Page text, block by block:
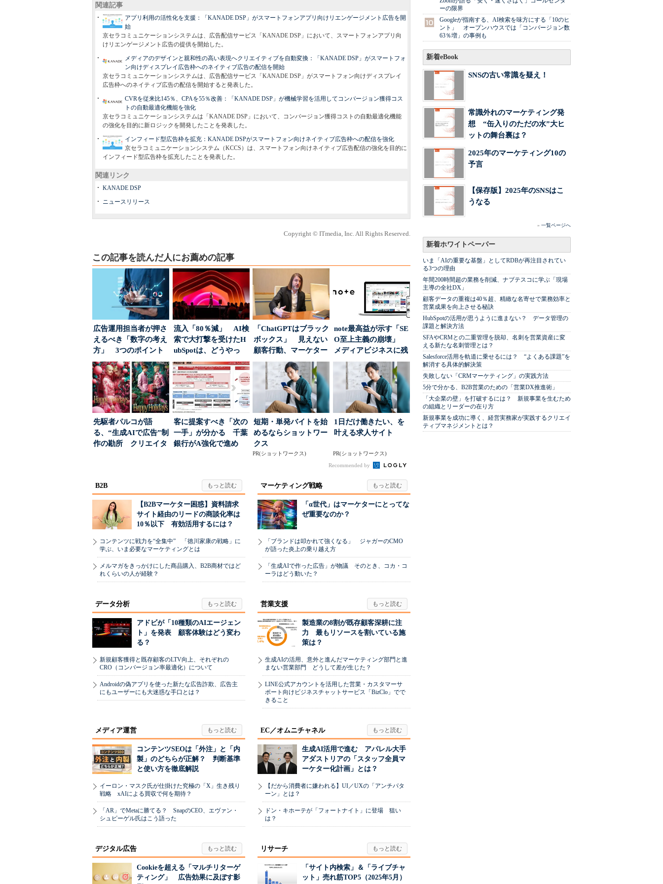
関連記事
アプリ利用の活性化を支援：「KANADE DSP」がスマートフォンアプリ向けリエンゲージメント広告を開
始
京セラコミュニケーションシステムは、広告配信サービス「KANADE DSP」において、スマートフォンアプリ向
けリエンゲージメント広告の提供を開始した。
メディアのデザインと親和性の高い表現へクリエイティブを自動変換：「KANADE DSP」がスマートフォ
ン向けディスプレイ広告枠へのネイティブ広告の配信を開始
京セラコミュニケーションシステムは、広告配信サービス「KANADE DSP」がスマートフォン向けディスプレイ
広告枠へのネイティブ広告の配信を開始すると発表した。
CVRを従来比145％、CPAを55％改善：「KANADE DSP」が機械学習を活用してコンバージョン獲得コス
トの自動最適化機能を強化
京セラコミュニケーションシステムは「KANADE DSP」において、コンバージョン獲得コストの自動最適化機能
の強化を目的に新ロジックを開発したことを発表した。
インフィード型広告枠を拡充：KANADE DSPがスマートフォン向けネイティブ広告枠への配信を強化
京セラコミュニケーションシステム（KCCS）は、スマートフォン向けネイティブ広告配信の強化を目的に
インフィード型広告枠を拡充したことを発表した。
関連リンク
KANADE DSP
ニュースリリース
Copyright © ITmedia, Inc. All Rights Reserved.
この記事を読んだ人にお薦めの記事
広告運用担当者が押さ
えるべき「数字の考え
方」 3つのポイント
とは
流入「80％減」 AI検
索で大打撃を受けたH
ubSpotは、どうやっ
て“未来の顧...
「ChatGPTはブラック
ボックス」 見えない
顧客行動、マーケター
に残された打ち...
note最高益が示す「SE
O至上主義の崩壊」
メディアビジネスに残
された“勝ち筋...
先駆者パルコが語
る、“生成AIで広告”制
作の勘所 クリエイタ
客に提案すべき「次の
一手」が分かる 千葉
銀行がA強化で進め
短期・単発バイトを始
めるならショットワー
クス
PR(ショットワークス)
1日だけ働きたい、を
叶える求人サイト
PR(ショットワークス)
Recommended by
B2B
【B2Bマーケター困惑】資料請求
サイト経由のリードの商談化率は
10％以下 有効活用するには？
コンテンツに戦力を“全集中” 「徳川家康の戦略」に
学ぶ、いま必要なマーケティングとは
メルマガをきっかけにした商品購入、B2B商材ではど
れくらいの人が経験？
マーケティング戦略
「α世代」はマーケターにとってな
ぜ重要なのか？
「ブランドは叩かれて強くなる」 ジャガーのCMO
が語った炎上の乗り越え方
「生成AIで作った広告」が物議 そのとき、コカ・コ
ーラはどう動いた？
データ分析
アドビが「10種類のAIエージェン
ト」を発表 顧客体験はどう変わ
る？
新規顧客獲得と既存顧客のLTV向上、それぞれの
CRO（コンバージョン率最適化）について
Androidの偽アプリを使った新たな広告詐欺、広告主
にもユーザーにも大迷惑な手口とは？
営業支援
製造業の8割が既存顧客深耕に注
力 最もリソースを割いている施
策は？
生成AIの活用、意外と進んだマーケティング部門と進
まない営業部門 どうして差が生じた？
LINE公式アカウントを活用した営業・カスタマーサ
ポート向けビジネスチャットサービス「BizClo」でで
きること
メディア運営
コンテンツSEOは「外注」と「内
製」のどちらが正解？ 判断基準
と使い方を徹底解説
イーロン・マスク氏が仕掛けた究極の「X」生き残り
戦略 xAIによる買収で何を期待？
「AR」でMetaに勝てる？ SnapのCEO、エヴァン・
シュピーゲル氏はこう語った
EC／オムニチャネル
生成AI活用で進む アパレル大手
アダストリアの「スタッフ全員マ
ーケター化計画」とは？
【だから消費者に嫌われる】UI／UXの「アンチパタ
ーン」とは？
ドン・キホーテが「フォートナイト」に登場 狙い
は？
デジタル広告
Cookieを超える「マルチリターゲ
ティング」 広告効果に及ぼす影
リサーチ
「サイト内検索」＆「ライブチャ
ット」売れ筋TOP5（2025年5月）
ーの限界
Googleが指南する、AI検索を味方にする「10のヒ
ント」 オープンハウスでは「コンバージョン数
63％増」の事例も
新着eBook
SNSの古い常識を疑え！
常識外れのマーケティング発
想 “缶入りのただの水”大ヒ
ットの舞台裏は？
2025年のマーケティング10の
予言
【保存版】2025年のSNSはこ
うなる
» 一覧ページへ
新着ホワイトペーパー
いま「AIの重要な基盤」としてRDBが再注目されてい
る3つの理由
年間200時間超の業務を削減、ナブテスコに学ぶ「現場
主導の全社DX」
顧客データの重複は40％超、精緻な名寄せで業務効率と
営業成果を向上させる秘訣
HubSpotの活用が思うように進まない？ データ管理の
課題と解決方法
SFAやCRMとの二重管理を脱却、名刺を営業資産に変
える新たな名刺管理とは？
Salesforce活用を軌道に乗せるには？ “よくある課題”を
解消する具体的解決策
失敗しない「CRMマーケティング」の実践方法
5分で分かる、B2B営業のための「営業DX推進術」
「大企業の壁」を打破するには？ 新規事業を生むため
の組織とリーダーの在り方
新規事業を成功に導く、経営実務家が実践するクリエイ
ティブマネジメントとは？